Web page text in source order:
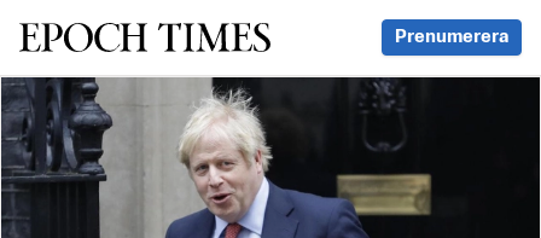
Svenska Epoch Times Prenumerera